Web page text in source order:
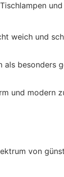
weich und
besonders
und modern
von